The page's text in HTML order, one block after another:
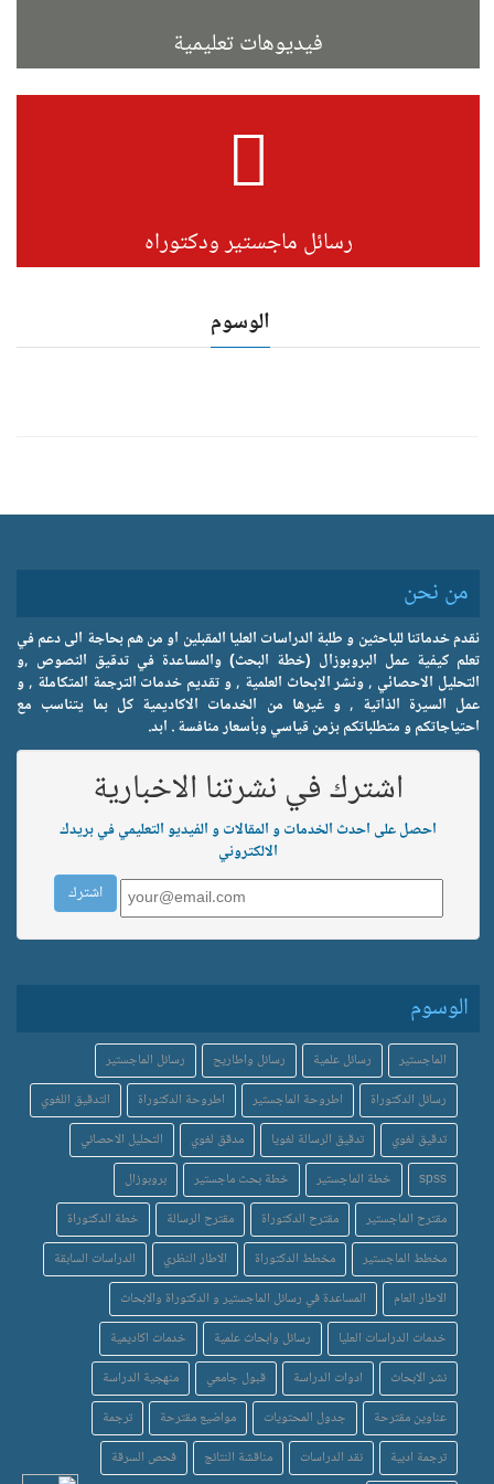
فيديوهات تعليمية
رسائل ماجستير ودكتوراه
الوسوم
من نحن
نقدم خدماتنا للباحثين و طلبة الدراسات العليا المقبلين او من هم بحاجة الى دعم في
تعلم كيفية عمل البروبوزال (خطة البحث) والمساعدة في تدقيق النصوص ,و
التحليل الاحصائي , ونشر الابحاث العلمية , و تقديم خدمات الترجمة المتكاملة , و
عمل السيرة الذاتية , و غيرها من الخدمات الاكاديمية كل بما يتناسب مع
احتياجاتكم و متطلباتكم بزمن قياسي وبأسعار منافسة . ابد.
اشترك في نشرتنا الاخبارية
احصل على احدث الخدمات و المقالات و الفيديو التعليمي في بريدك
الالكتروني
الوسوم
الماجستير رسائل علمية رسائل واطاريح
رسائل الماجستير
رسائل الدكتوراة
اطروحة الماجستير اطروحة الدكتوراة
التدقيق اللغوي
تدقيق لغوي
تدقيق الرسالة لغويا مدقق لغوي
التحليل الاحصائي
spss
خطة الماجستير خطة بحث ماجستير
بروبوزال
مقترح الماجستير
مقترح الدكتوراة مقترح الرسالة
خطة الدكتوراة
مخطط الماجستير
مخطط الدكتوراة الاطار النظري
الدراسات السابقة
الاطار العام
المساعدة في رسائل الماجستير و الدكتوراة والابحاث
خدمات الدراسات العليا
رسائل وابحاث علمية
خدمات اكاديمية
نشر الابحاث
ادوات الدراسة قبول جامعي
منهجية الدراسة
عناوين مقترحة
جدول المحتويات مواضيع مقترحة
ترجمة
ترجمة ادبية
نقد الدراسات مناقشة النتائج فحص السرقة